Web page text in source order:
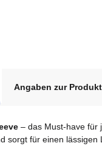
Angaben zur
– das Must-have für
sorgt für einen lässigen